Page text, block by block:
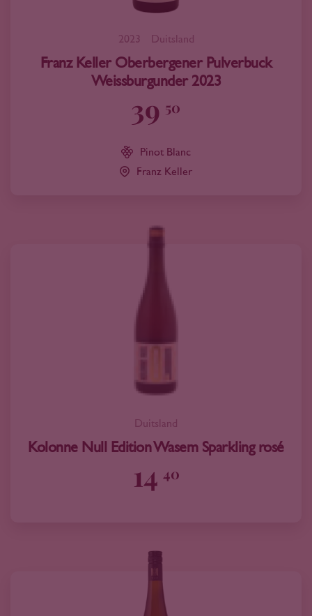
2023 Duitsland
Franz Keller Oberbergener Pulverbuck
Weissburgunder 2023
39 50
Pinot Blanc
Franz Keller
Duitsland
Kolonne Null Edition Wasem Sparkling rosé
14 40